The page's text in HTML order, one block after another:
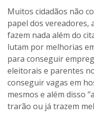
Muitos cidadãos não
papel dos vereadores,
fazem nada além do
lutam por melhorias
para conseguir
eleitorais e parentes
conseguir vagas em
mesmos e além disso
trarão ou já trazem